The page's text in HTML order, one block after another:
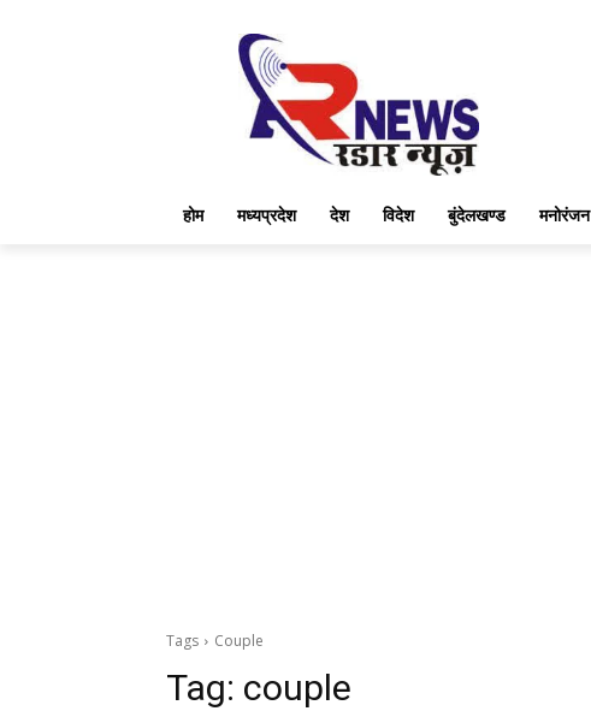
होम मध्यप्रदेश देश विदेश बुंदेलखण्ड मनोरंजन
Tags Couple
Tag: couple